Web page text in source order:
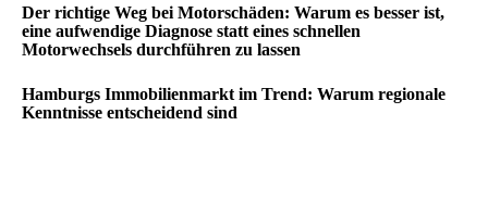
Der richtige Weg bei Motorschäden: Warum es besser ist,
eine aufwendige Diagnose statt eines schnellen
Motorwechsels durchführen zu lassen
Hamburgs Immobilienmarkt im Trend: Warum regionale
Kenntnisse entscheidend sind